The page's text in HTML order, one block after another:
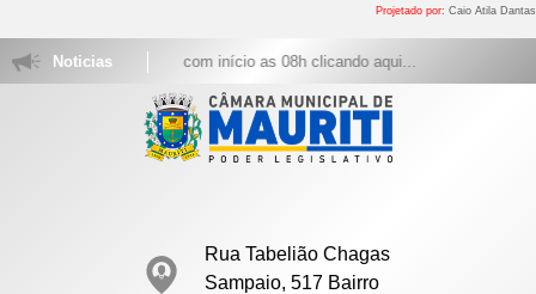
Projetado por: Caio Atila Dantas
Noticias
com início as 08h clicando aqui...
Rua Tabelião Chagas
Sampaio, 517 Bairro